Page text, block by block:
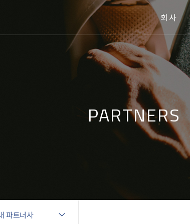
회사
PARTNERS
파트너사